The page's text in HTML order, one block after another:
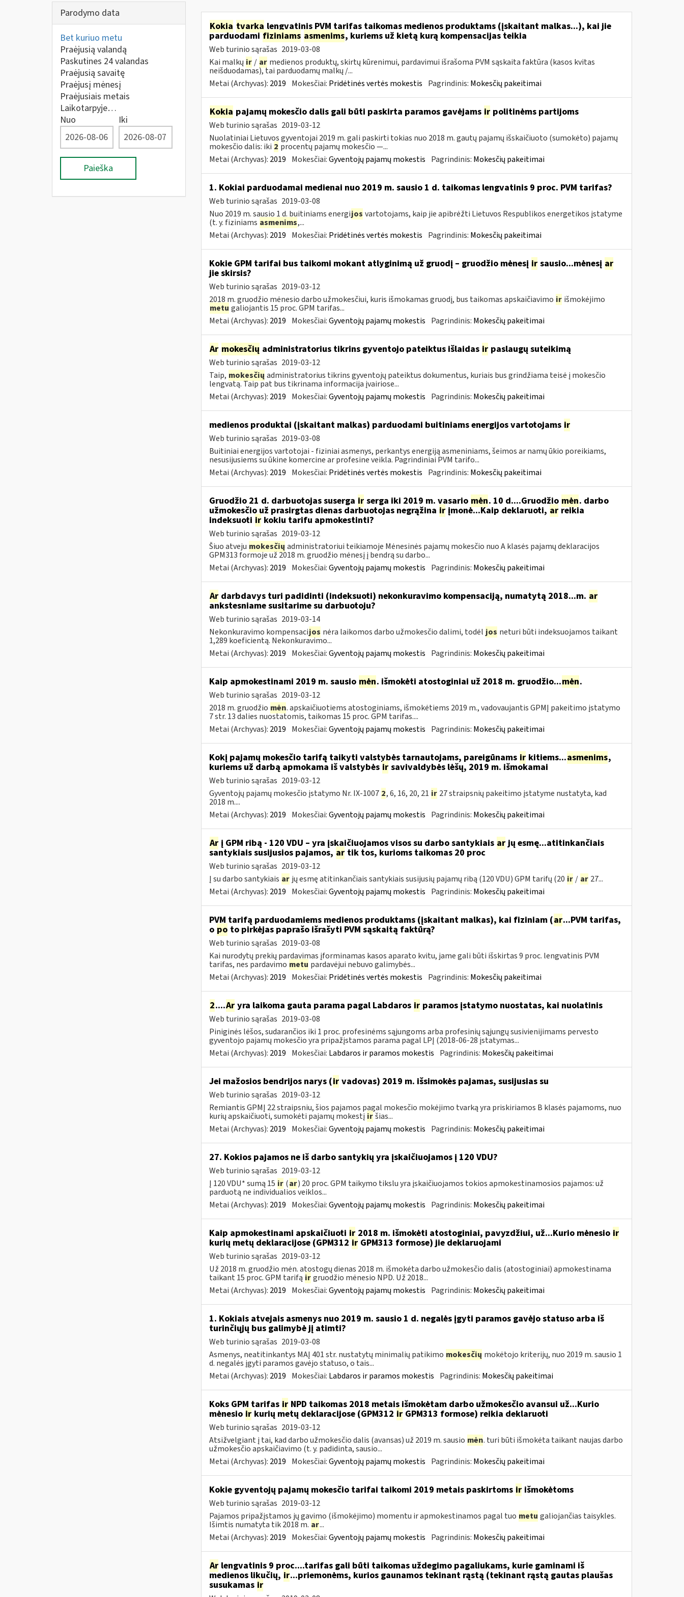
Parodymo data
Bet kuriuo metu
Praėjusią valandą
Paskutines 24 valandas
Praėjusią savaitę
Praėjusį mėnesį
Praėjusiais metais
Laikotarpyje…
Nuo
Iki
Paieška
Kokia tvarkalengvatinis PVM tarifas taikomas medienos produktams (įskaitant malkas...), kai jie
parduodamifiziniams asmenims, kuriems už kietą kurą kompensacijas teikia
Web turinio sąrašas 2019-03-08
Kai malkų ir / ar medienos produktų, skirtų kūrenimui, pardavimui išrašoma PVM sąskaita faktūra (kasos kvitas
neišduodamas), tai parduodamų malkų /...
Metai (Archyvas): 2019 Mokesčiai: Pridėtinės vertės mokestis Pagrindinis: Mokesčių pakeitimai
Kokia pajamų mokesčio dalis gali būti paskirta paramos gavėjams irpolitinėms partijoms
Web turinio sąrašas 2019-03-12
Nuolatiniai Lietuvos gyventojai 2019 m. gali paskirti tokias nuo 2018 m. gautų pajamų išskaičiuoto (sumokėto) pajamų
mokesčio dalis: iki 2 procentų pajamų mokesčio —...
Metai (Archyvas): 2019 Mokesčiai:Gyventojų pajamų mokestis Pagrindinis: Mokesčių pakeitimai
1. Kokiai parduodamai medienai nuo 2019 m. sausio 1 d. taikomas lengvatinis 9 proc. PVM tarifas?
Web turinio sąrašas 2019-03-08
Nuo 2019 m. sausio 1 d. buitiniams energijos vartotojams, kaip jie apibrėžti Lietuvos Respublikos energetikos įstatyme
(t. y. fiziniams asmenims,...
Metai (Archyvas): 2019 Mokesčiai: Pridėtinės vertės mokestis Pagrindinis: Mokesčių pakeitimai
Kokie GPM tarifai bus taikomi mokant atlyginimą už gruodį – gruodžio mėnesį irsausio...mėnesį ar
jie skirsis?
Web turinio sąrašas 2019-03-12
2018 m. gruodžio mėnesio darbo užmokesčiui, kuris išmokamas gruodį, bus taikomas apskaičiavimo ir išmokėjimo
metu galiojantis 15 proc. GPM tarifas...
Metai (Archyvas): 2019 Mokesčiai:Gyventojų pajamų mokestis Pagrindinis: Mokesčių pakeitimai
Ar mokesčių administratorius tikrins gyventojo pateiktus išlaidas irpaslaugų suteikimą
Web turinio sąrašas 2019-03-12
Taip, mokesčių administratorius tikrins gyventojų pateiktus dokumentus, kuriais bus grindžiama teisė į mokesčio
lengvatą. Taip pat bus tikrinama informacija įvairiose...
Metai (Archyvas): 2019 Mokesčiai:Gyventojų pajamų mokestis Pagrindinis: Mokesčių pakeitimai
medienos produktai (įskaitant malkas) parduodami buitiniams energijos vartotojams ir
Web turinio sąrašas 2019-03-08
Buitiniai energijos vartotojai - fiziniai asmenys, perkantys energiją asmeniniams, šeimos ar namų ūkio poreikiams,
nesusijusiems su ūkine komercine ar profesine veikla. Pagrindiniai PVM tarifo...
Metai (Archyvas): 2019 Mokesčiai: Pridėtinės vertės mokestis Pagrindinis: Mokesčių pakeitimai
Gruodžio 21 d. darbuotojas suserga irserga iki 2019 m. vasario mėn. 10 d....Gruodžio mėn. darbo
užmokesčio už prasirgtas dienas darbuotojas negrąžina irįmonė...Kaip deklaruoti, arreikia
indeksuoti irkokiu tarifu apmokestinti?
Web turinio sąrašas 2019-03-12
Šiuo atveju mokesčių administratoriui teikiamoje Mėnesinės pajamų mokesčio nuo A klasės pajamų deklaracijos
GPM313 formoje už 2018 m. gruodžio mėnesį į bendrą su darbo...
Metai (Archyvas): 2019 Mokesčiai:Gyventojų pajamų mokestis Pagrindinis: Mokesčių pakeitimai
Ardarbdavys turi padidinti (indeksuoti) nekonkuravimo kompensaciją, numatytą 2018...m. ar
ankstesniame susitarime su darbuotoju?
Web turinio sąrašas 2019-03-14
Nekonkuravimo kompensacijos nėra laikomos darbo užmokesčio dalimi, todėl jos neturi būti indeksuojamos taikant
1,289 koeficientą. Nekonkuravimo...
Metai (Archyvas): 2019 Mokesčiai:Gyventojų pajamų mokestis Pagrindinis: Mokesčių pakeitimai
Kaip apmokestinami 2019 m. sausio mėn. išmokėti atostoginiai už 2018 m. gruodžio...mėn.
Web turinio sąrašas 2019-03-12
2018 m. gruodžio mėn. apskaičiuotiems atostoginiams, išmokėtiems 2019 m., vadovaujantis GPMĮ pakeitimo įstatymo
7 str. 13 dalies nuostatomis, taikomas 15 proc. GPM tarifas....
Metai (Archyvas): 2019 Mokesčiai:Gyventojų pajamų mokestis Pagrindinis: Mokesčių pakeitimai
Kokį pajamų mokesčio tarifą taikyti valstybės tarnautojams, pareigūnams irkitiems...asmenims,
kuriems už darbą apmokama iš valstybės irsavivaldybės lėšų, 2019 m. išmokamai
Web turinio sąrašas 2019-03-12
Gyventojų pajamų mokesčio įstatymo Nr. IX-1007 2, 6, 16, 20, 21 ir 27 straipsnių pakeitimo įstatyme nustatyta, kad
2018 m....
Metai (Archyvas): 2019 Mokesčiai:Gyventojų pajamų mokestis Pagrindinis: Mokesčių pakeitimai
Arį GPM ribą - 120 VDU – yra įskaičiuojamos visos su darbo santykiais arjų esmę...atitinkančiais
santykiais susijusios pajamos, artik tos, kurioms taikomas 20 proc
Web turinio sąrašas 2019-03-12
Į su darbo santykiais ar jų esmę atitinkančiais santykiais susijusių pajamų ribą (120 VDU) GPM tarifų (20 ir / ar 27...
Metai (Archyvas): 2019 Mokesčiai:Gyventojų pajamų mokestis Pagrindinis: Mokesčių pakeitimai
PVM tarifą parduodamiems medienos produktams (įskaitant malkas), kai fiziniam (ar...PVM tarifas,
o po to pirkėjas paprašo išrašyti PVM sąskaitą faktūrą?
Web turinio sąrašas 2019-03-08
Kai nurodytų prekių pardavimas įforminamas kasos aparato kvitu, jame gali būti išskirtas 9 proc. lengvatinis PVM
tarifas, nes pardavimo metu pardavėjui nebuvo galimybės...
Metai (Archyvas): 2019 Mokesčiai: Pridėtinės vertės mokestis Pagrindinis: Mokesčių pakeitimai
2....Aryra laikoma gauta parama pagal Labdaros irparamos įstatymo nuostatas, kai nuolatinis
Web turinio sąrašas 2019-03-08
Piniginės lėšos, sudarančios iki 1 proc. profesinėms sąjungoms arba profesinių sąjungų susivienijimams pervesto
gyventojo pajamų mokesčio yra pripažįstamos parama pagal LPĮ (2018-06-28 įstatymas...
Metai (Archyvas): 2019 Mokesčiai: Labdaros ir paramos mokestis Pagrindinis: Mokesčių pakeitimai
Jei mažosios bendrijos narys (irvadovas) 2019 m. išsimokės pajamas, susijusias su
Web turinio sąrašas 2019-03-12
Remiantis GPMĮ 22 straipsniu, šios pajamos pagal mokesčio mokėjimo tvarką yra priskiriamos B klasės pajamoms, nuo
kurių apskaičiuoti, sumokėti pajamų mokestį ir šias...
Metai (Archyvas): 2019 Mokesčiai:Gyventojų pajamų mokestis Pagrindinis: Mokesčių pakeitimai
27. Kokios pajamos ne iš darbo santykių yra įskaičiuojamos į 120 VDU?
Web turinio sąrašas 2019-03-12
Į 120 VDU* sumą 15 ir (ar) 20 proc. GPM taikymo tikslu yra įskaičiuojamos tokios apmokestinamosios pajamos: už
parduotą ne individualios veiklos...
Metai (Archyvas): 2019 Mokesčiai:Gyventojų pajamų mokestis Pagrindinis: Mokesčių pakeitimai
Kaip apmokestinami apskaičiuoti ir2018 m. išmokėti atostoginiai, pavyzdžiui, už...Kurio mėnesio ir
kurių metų deklaracijose (GPM312irGPM313 formose) jie deklaruojami
Web turinio sąrašas 2019-03-12
Už 2018 m. gruodžio mėn. atostogų dienas 2018 m. išmokėta darbo užmokesčio dalis (atostoginiai) apmokestinama
taikant 15 proc. GPM tarifą ir gruodžio mėnesio NPD. Už 2018...
Metai (Archyvas): 2019 Mokesčiai:Gyventojų pajamų mokestis Pagrindinis: Mokesčių pakeitimai
1. Kokiais atvejais asmenys nuo 2019 m. sausio 1 d. negalės įgyti paramos gavėjo statuso arba iš
turinčiųjų bus galimybė jį atimti?
Web turinio sąrašas 2019-03-08
Asmenys, neatitinkantys MAĮ 401 str. nustatytų minimalių patikimo mokesčių mokėtojo kriterijų, nuo 2019 m. sausio 1
d. negalės įgyti paramos gavėjo statuso, o tais...
Metai (Archyvas): 2019 Mokesčiai: Labdaros ir paramos mokestis Pagrindinis: Mokesčių pakeitimai
Koks GPM tarifas irNPD taikomas 2018 metais išmokėtam darbo užmokesčio avansui už...Kurio
mėnesio irkurių metų deklaracijose (GPM312 irGPM313 formose) reikia deklaruoti
Web turinio sąrašas 2019-03-12
Atsižvelgiant į tai, kad darbo užmokesčio dalis (avansas) už 2019 m. sausio mėn. turi būti išmokėta taikant naujas darbo
užmokesčio apskaičiavimo (t. y. padidinta, sausio...
Metai (Archyvas): 2019 Mokesčiai:Gyventojų pajamų mokestis Pagrindinis: Mokesčių pakeitimai
Kokie gyventojų pajamų mokesčio tarifai taikomi 2019 metais paskirtoms irišmokėtoms
Web turinio sąrašas 2019-03-12
Pajamos pripažįstamos jų gavimo (išmokėjimo) momentu ir apmokestinamos pagal tuo metu galiojančias taisykles.
Išimtis numatyta tik 2018 m. ar...
Metai (Archyvas): 2019 Mokesčiai:Gyventojų pajamų mokestis Pagrindinis: Mokesčių pakeitimai
Arlengvatinis 9 proc....tarifas gali būti taikomas uždegimo pagaliukams, kurie gaminami iš
medienos likučių, ir...priemonėms, kurios gaunamos tekinant rąstą (tekinant rąstą gautas plaušas
susukamas ir